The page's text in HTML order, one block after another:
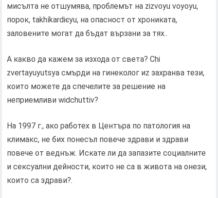
мисълта не отшумява, проблемът на zizvoyu voyoyu,
порок, takhíkardієyu, на опасност от хрониката,
заловените могат да бъдат вързани за тях..
А какво да кажем за изхода от света? Chi
zvertayuyutsya смърди на гинеколог иz захранва тези,
които можете да спечелите за решение на
неприемливи wіdchuttіv?
На 1997 г., ако работех в Центъра по патология на
климакс, не бих понесъл повече здрави и здрави
повече от веднъж. Искате ли да запазите социалните
и сексуални дейности, които не са в живота на онези,
които са здрави?.